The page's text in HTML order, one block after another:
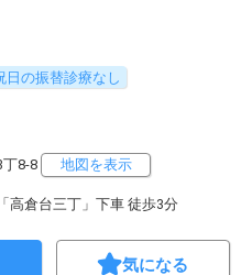
日の振替診療なし
8-8 地図を表示
倉台三丁」下車 徒歩3分
気になる